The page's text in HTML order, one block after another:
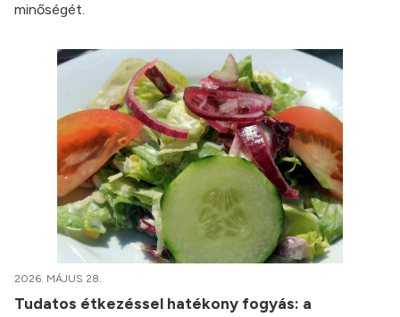
minőségét.
2026. MÁJUS 28.
Tudatos étkezéssel hatékony fogyás: a